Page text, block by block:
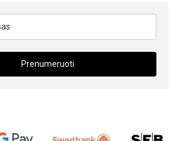
Prenumeruoti